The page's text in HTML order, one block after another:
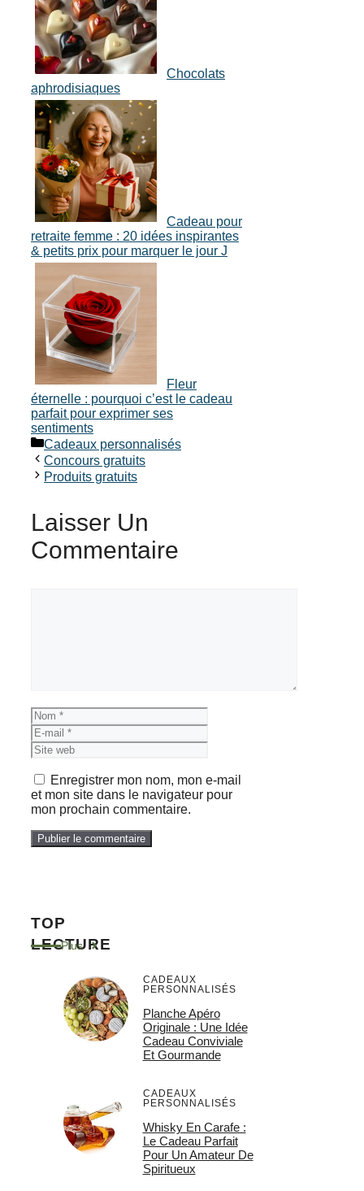
Chocolats
aphrodisiaques
Cadeau pour
retraite femme : 20 idées inspirantes
& petits prix pour marquer le jour J
Fleur
éternelle : pourquoi c’est le cadeau
parfait pour exprimer ses
sentiments
Catégories
Cadeaux personnalisés
Concours gratuits
Produits gratuits
Laisser Un
Commentaire
Nom
mail
web
Enregistrer mon nom, mon e-mail
et mon site dans le navigateur pour
mon prochain commentaire.
TOP
LECTURE
Plus
CADEAUX
PERSONNALISÉS
Planche Apéro
Originale : Une Idée
Cadeau Conviviale
Et Gourmande
CADEAUX
PERSONNALISÉS
Whisky En Carafe :
Le Cadeau Parfait
Pour Un Amateur De
Spiritueux